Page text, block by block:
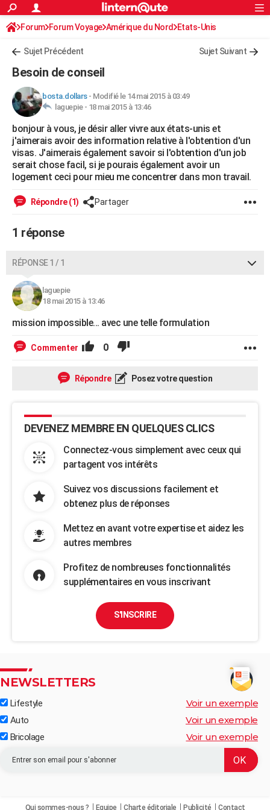
ACTUALITÉS
Politique
Société
Faits Divers
Education
Monde
Villes
+
FINANCE
Retraite
Impôts
Epargne
Immobilier
Risques naturels par ville
Banque
Assurance
Crédit
AUTO
Essais
Réserver un essai
Citadines
Berlines
SUV
Forum auto
+HIGH-TECH
Mobiles
Meilleur smartphone
Internet
Ordinateurs
Jeux vidéo
Guide high-tech
+BRICOLAGE
Forum
Aménagement intérieur
Extérieur
Cuisine
Salle de bains
Jardinage
Rangement
Guides de France
Escapades
Patrimoine
Expositions
Musées
Week-end nature
Art de vivre
Bien-être
Loisirs
Mode
Modes de vie
SANTE
Alimentation
Guide de la santé
Maladies
Médicaments
Sommeil
VOYAGE
Destinations
City break
Voyage nature
Voyage de noces
Forum
Climat
PHOTO
GUIDES D'ACHAT
Carte de Noël
Carte Bonne année
Carte Saint-Valentin
Carte d'anniversaire
DICTIONNAIRE
COPAINS D'AVANT
S'inscrire
Se connecter
Lycées
Collèges
Primaires
Universités
Entreprises
Service militaire
Avis de recherche
AVIS DE DÉCÈS
Bricolage
Culture
Television
Voyage
Rechercher
S'inscrire
Connexion
Forum Forum Voyage Amérique du Nord Etats-Unis
Sujet Précédent Sujet Suivant
Besoin de conseil
bosta.dollars- Modifié le 14 mai 2015 à 03:49
laguepie - 18 mai 2015 à 13:46
bonjour à vous, je désir aller vivre aux états-unis et
j'aimerais avoir des information relative à l'obtention d'un
visas. J'aimerais également savoir si l'obtention d'un job
serait chose facil, si je pourais également avoir un
logement ceci pour mieu me concentrer dans mon travail.
Répondre (1) Partager
1 réponse
RÉPONSE 1 / 1
laguepie
18 mai 2015 à 13:46
mission impossible... avec une telle formulation
Commenter 0
Répondre Posez votre question
DEVENEZ MEMBRE EN QUELQUES CLICS
Connectez-vous simplement avec ceux qui
partagent vos intérêts
Suivez vos discussions facilement et
obtenez plus de réponses
Mettez en avant votre expertise et aidez les
autres membres
Profitez de nombreuses fonctionnalités
supplémentaires en vous inscrivant
S'INSCRIRE
NEWSLETTERS
Lifestyle Voir un exemple
Auto Voir un exemple
Bricolage Voir un exemple
Qui sommes-nous ? Equipe Charte éditoriale Publicité Contact